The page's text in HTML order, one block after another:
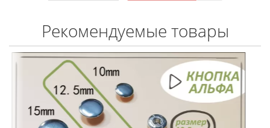
Рекомендуемые товары